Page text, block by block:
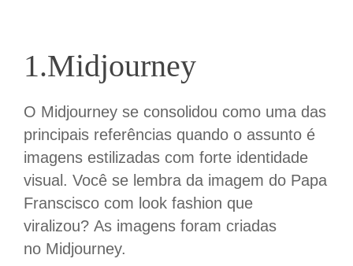
1.Midjourney
O Midjourney se consolidou como uma das
principais referências quando o assunto é
imagens estilizadas com forte identidade
visual. Você se lembra da imagem do Papa
Franscisco com look fashion que
viralizou? As imagens foram criadas
no Midjourney.